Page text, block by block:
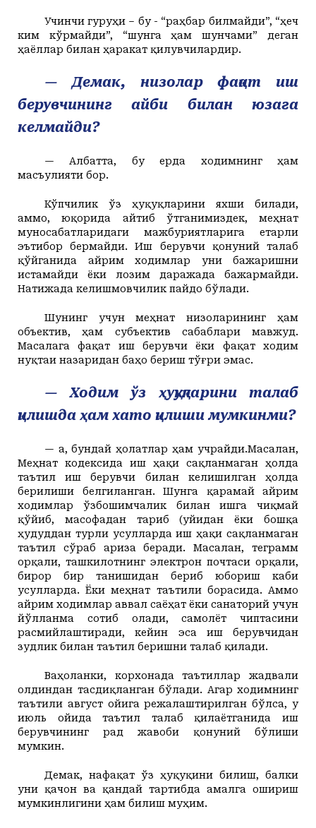
Учинчи гуруҳи – бу - “раҳбар билмайди”, “ҳеч
ким кўрмайди”, “шунга ҳам шунчами” деган
ҳаёллар билан ҳаракат қилувчилардир.
— Демак, низолар фақат иш
берувчининг айби билан юзага
келмайди?
— Албатта, бу ерда ходимнинг ҳам
масъулияти бор.
Кўпчилик ўз ҳуқуқларини яхши билади,
аммо, юқорида айтиб ўтганимиздек, меҳнат
муносабатларидаги мажбуриятларига етарли
эътибор бермайди. Иш берувчи қонуний талаб
қўйганида айрим ходимлар уни бажаришни
истамайди ёки лозим даражада бажармайди.
Натижада келишмовчилик пайдо бўлади.
Шунинг учун меҳнат низоларининг ҳам
объектив, ҳам субъектив сабаблари мавжуд.
Масалага фақат иш берувчи ёки фақат ходим
нуқтаи назаридан баҳо бериш тўғри эмас.
— Ходим ўз ҳуқуқларини талаб
қилишда ҳам хато қилиши мумкинми?
— Ҳа, бундай ҳолатлар ҳам учрайди.Масалан,
Меҳнат кодексида иш ҳақи сақланмаган ҳолда
таътил иш берувчи билан келишилган ҳолда
берилиши белгиланган. Шунга қарамай айрим
ходимлар ўзбошимчалик билан ишга чиқмай
қўйиб, масофадан тариб (уйидан ёки бошқа
ҳудуддан турли усулларда иш ҳақи сақланмаган
таътил сўраб ариза беради. Масалан, теграмм
орқали, ташкилотнинг электрон почтаси орқали,
бирор бир танишидан бериб юбориш каби
усулларда. Ёки меҳнат таътили борасида. Аммо
айрим ходимлар аввал саёҳат ёки санаторий учун
йўлланма сотиб олади, самолёт чиптасини
расмийлаштиради, кейин эса иш берувчидан
зудлик билан таътил беришни талаб қилади.
Ваҳоланки, корхонада таътиллар жадвали
олдиндан тасдиқланган бўлади. Агар ходимнинг
таътили август ойига режалаштирилган бўлса, у
июль ойида таътил талаб қилаётганида иш
берувчининг рад жавоби қонуний бўлиши
мумкин.
Демак, нафақат ўз ҳуқуқини билиш, балки
уни қачон ва қандай тартибда амалга ошириш
мумкинлигини ҳам билиш муҳим.